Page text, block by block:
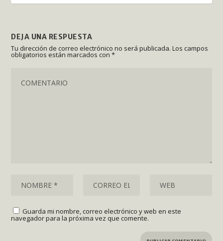
DEJA UNA RESPUESTA
Tu dirección de correo electrónico no será publicada. Los campos
obligatorios están marcados con*
Guarda mi nombre, correo electrónico y web en este
navegador para la próxima vez que comente.